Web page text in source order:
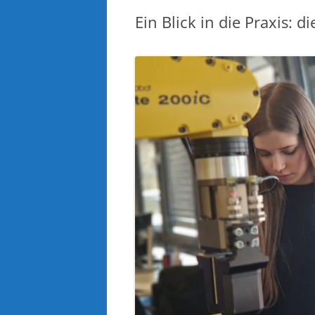
Ein Blick in die Praxis: